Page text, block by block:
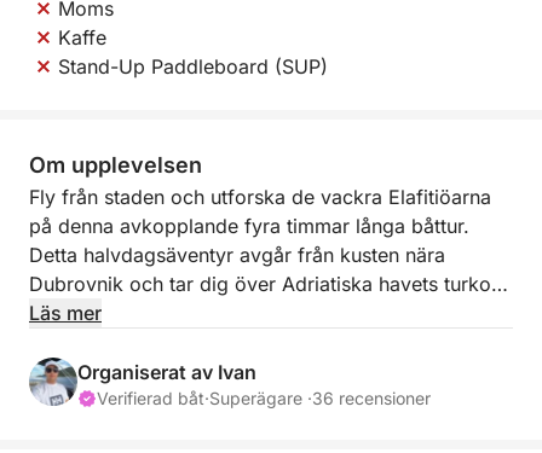
Moms
Kaffe
Stand-Up Paddleboard (SUP)
Om upplevelsen
Fly från staden och utforska de vackra Elafitiöarna
på denna avkopplande fyra timmar långa båttur.
Detta halvdagsäventyr avgår från kusten nära
Dubrovnik och tar dig över Adriatiska havets turkosa
vatten för att upptäcka de charmiga öarna Koločep,
Skeppare och värdinna kommer att göra din dag
Läs mer
Organiserat av Ivan
Verifierad båt·Superägare ·36 recensioner